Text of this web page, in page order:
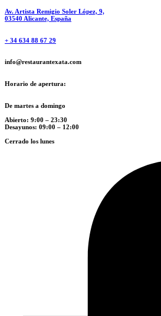
Av. Artista Remigio Soler López, 9,
03540 Alicante, España
+ 34 634 88 67 29
info@restaurantexata.com
Horario de apertura:
De martes a domingo
Abierto: 9:00 – 23:30
Desayunos: 09:00 – 12:00
Cerrado los lunes